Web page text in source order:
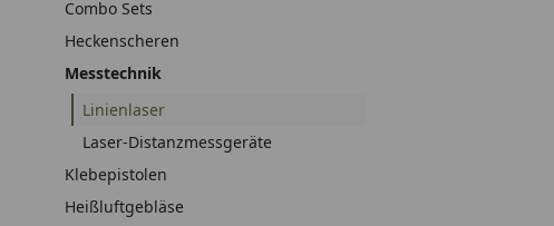
Combo Sets
Heckenscheren
Messtechnik
Linienlaser
Laser-Distanzmessgeräte
Klebepistolen
Heißluftgebläse